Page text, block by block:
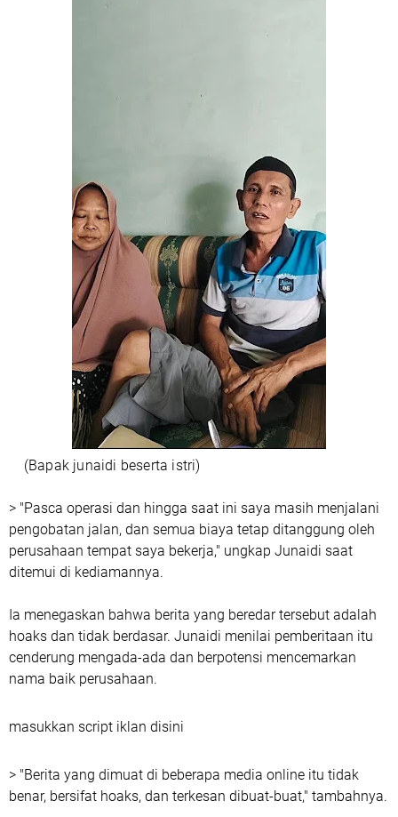
(Bapak junaidi beserta istri)
> "Pasca operasi dan hingga saat ini saya masih menjalani
pengobatan jalan, dan semua biaya tetap ditanggung oleh
perusahaan tempat saya bekerja," ungkap Junaidi saat
ditemui di kediamannya.
Ia menegaskan bahwa berita yang beredar tersebut adalah
hoaks dan tidak berdasar. Junaidi menilai pemberitaan itu
cenderung mengada-ada dan berpotensi mencemarkan
nama baik perusahaan.
masukkan script iklan disini
> "Berita yang dimuat di beberapa media online itu tidak
benar, bersifat hoaks, dan terkesan dibuat-buat," tambahnya.